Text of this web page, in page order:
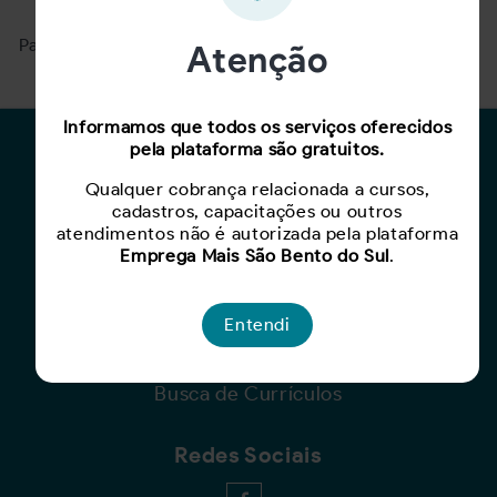
Para ver mais, acesse a página Buscar Oportunidades.
Para Candidatos
Busca de Oportunidades
Cadastro de Currículo
Capacite-se
Para Empresas
Busca de Currículos
Redes Sociais
Atenção
Informamos que todos os serviços oferecidos
pela plataforma são gratuitos.
Qualquer cobrança relacionada a cursos,
cadastros, capacitações ou outros
atendimentos não é autorizada pela plataforma
Emprega Mais São Bento do Sul.
Entendi